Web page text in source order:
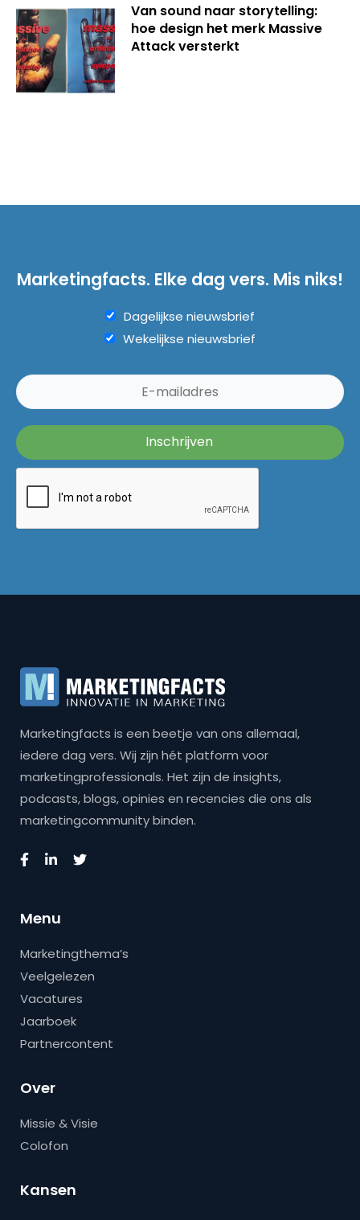
Van sound naar storytelling:
hoe design het merk Massive
Attack versterkt
Marketingfacts. Elke dag vers. Mis niks!
Dagelijkse nieuwsbrief
Wekelijkse nieuwsbrief
Marketingfacts is een beetje van ons allemaal,
iedere dag vers. Wij zijn hét platform voor
marketingprofessionals. Het zijn de insights,
podcasts, blogs, opinies en recencies die ons als
marketingcommunity binden.
Menu
Marketingthema’s
Veelgelezen
Vacatures
Jaarboek
Partnercontent
Over
Missie & Visie
Colofon
Kansen